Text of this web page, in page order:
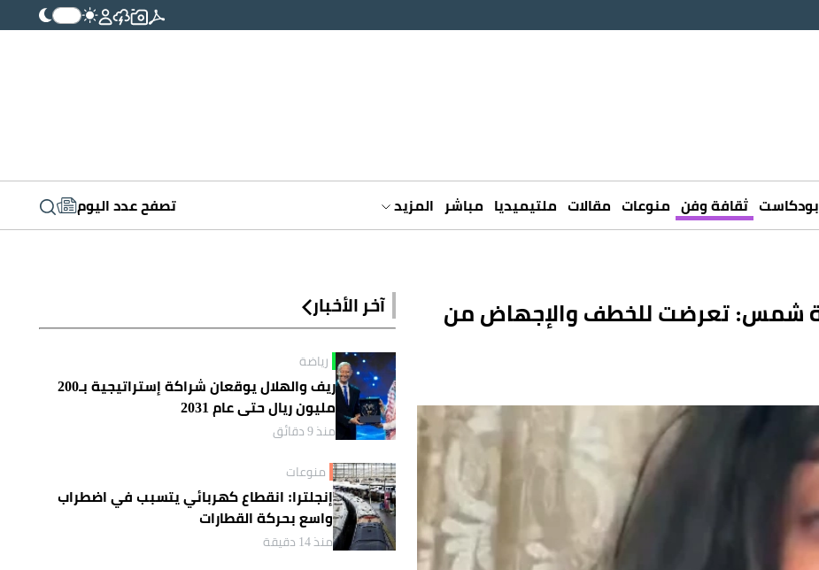
بودكاست ثقافة وفن منوعات مقالات ملتيميديا مباشر المزيد تصفح عدد اليوم
شمس: تعرضت للخطف والإجهاض من
آخر الأخبار
رياضة
ريف والهلال يوقعان شراكة إستراتيجية بـ200
مليون ريال حتى عام 2031
منذ 9 دقائق
منوعات
إنجلترا: انقطاع كهربائي يتسبب في اضطراب
واسع بحركة القطارات
منذ 14 دقيقة